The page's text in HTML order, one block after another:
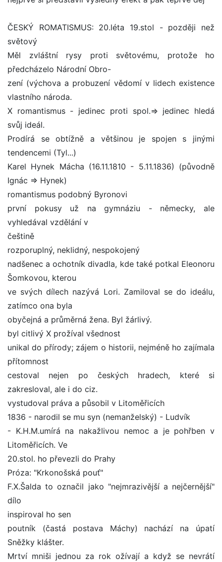
ČESKÝ ROMATISMUS: 20.léta 19.stol - později než
světový
Měl zvláštní rysy proti světovému, protože ho
předcházelo Národní Obro-
zení (výchova a probuzení vědomí v lidech existence
vlastního národa.
X romantismus - jedinec proti spol.=> jedinec hledá
svůj ideál.
Prodírá se obtížně a většinou je spojen s jinými
tendencemi (Tyl...)
Karel Hynek Mácha (16.11.1810 - 5.11.1836) (původně
Ignác => Hynek)
romantismus podobný Byronovi
první pokusy už na gymnáziu - německy, ale
vyhledával vzdělání v
češtině
rozporuplný, neklidný, nespokojený
nadšenec a ochotník divadla, kde také potkal Eleonoru
Šomkovou, kterou
ve svých dílech nazývá Lori. Zamiloval se do ideálu,
zatímco ona byla
obyčejná a průměrná žena. Byl žárlivý.
byl citlivý X prožíval všednost
unikal do přírody; zájem o historii, nejméně ho zajímala
přítomnost
cestoval nejen po českých hradech, které si
zakresloval, ale i do ciz.
vystudoval práva a působil v Litoměřicích
1836 - narodil se mu syn (nemanželský) - Ludvík
- K.H.M.umírá na nakažlivou nemoc a je pohřben v
Litoměřicích. Ve
20.stol. ho převezli do Prahy
Próza: "Krkonošská pouť"
F.X.Šalda to označil jako "nejmrazivější a nejčernější"
dílo
inspiroval ho sen
poutník (častá postava Máchy) nachází na úpatí
Sněžky klášter.
Mrtví mniši jednou za rok ožívají a když se nevrátí